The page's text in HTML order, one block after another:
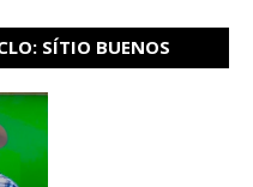
SÍTIO BUENOS